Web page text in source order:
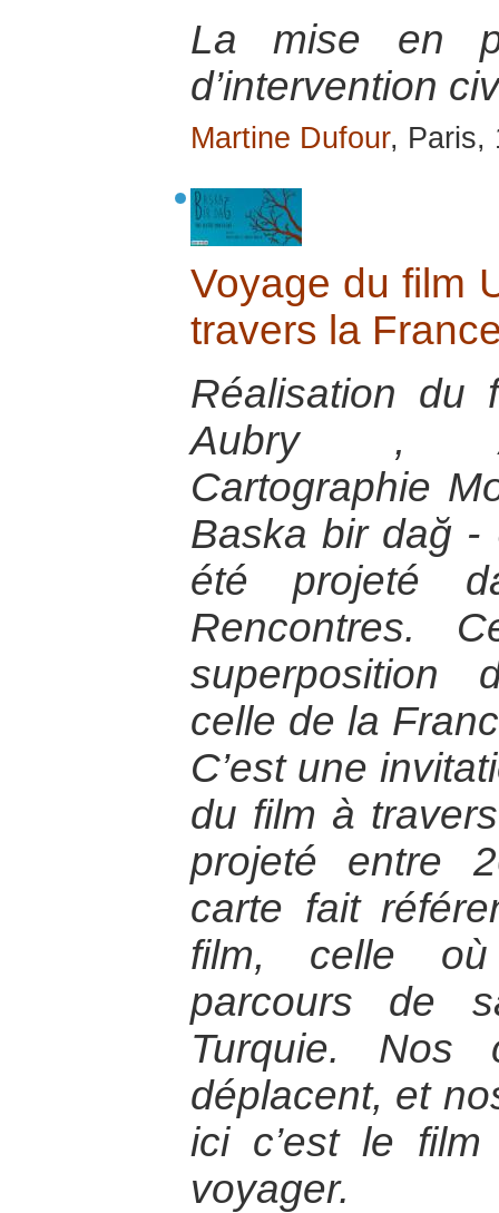
La mise en
d’intervention
Martine Dufour, Paris,
Voyage du film
travers la
Réalisation du
Aubry ,
Cartographie
Baska bir dağ -
été projeté
Rencontres.
superposition
celle de la
C’est une
du film à
projeté entre
carte fait
film, celle
parcours de
Turquie. Nos
déplacent, et
ici c’est le
voyager.